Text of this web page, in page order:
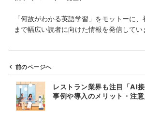
「何故がわかる英語学習」をモットーに
まで幅広い読者に向けた情報を発信してい
前のページへ
レストラン業界も注目「AI
事例や導入のメリット・注意